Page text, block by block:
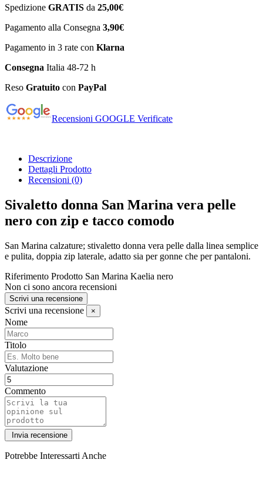
Spedizione GRATIS da 25,00€
Pagamento alla Consegna 3,90€
Pagamento in 3 rate con Klarna
Consegna Italia 48-72 h
Reso Gratuito con PayPal
Recensioni GOOGLE Verificate
Descrizione
Dettagli Prodotto
Recensioni (0)
Sivaletto donna San Marina vera pelle
nero con zip e tacco comodo
San Marina calzature; stivaletto donna vera pelle dalla linea semplice
e pulita, doppia zip laterale, adatto sia per gonne che per pantaloni.
Riferimento Prodotto San Marina Kaelia nero
Non ci sono ancora recensioni
Scrivi una recensione
Scrivi una recensione ×
Nome
Titolo
Valutazione
Commento
Potrebbe Interessarti Anche